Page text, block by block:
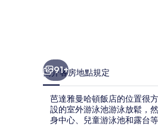
91+
簡介客房地點規定
芭達雅曼哈頓飯店的位置很
設的室外游泳池游泳放鬆，
身中心、兒童游泳池和露台